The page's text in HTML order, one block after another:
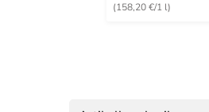
(158,20 €/1 l)